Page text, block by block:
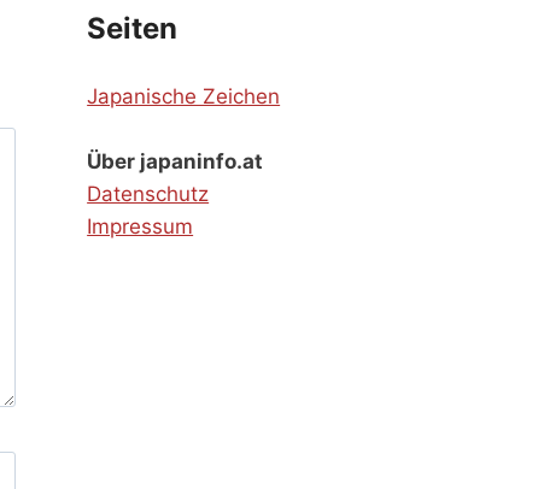
Seiten
Japanische Zeichen
Über japaninfo.at
Datenschutz
Impressum